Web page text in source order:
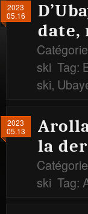
2023
05.16
date,
ski Tag:
ski,
2023
05.13
la
ski Tag: